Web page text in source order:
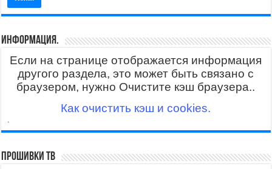
Информация.
Если на странице отображается информация
другого раздела, это может быть связано с
браузером, нужно Очистите кэш браузера..
Как очистить кэш и cookies.
.
Прошивки ТВ